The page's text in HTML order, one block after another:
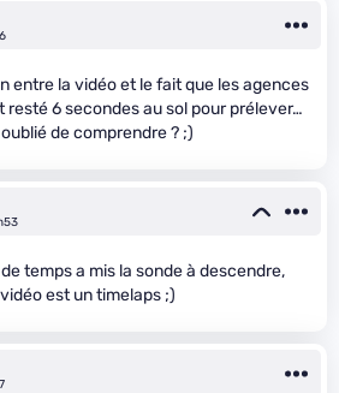
entre la vidéo et le fait que les agences
resté 6 secondes au sol pour prélever…
de comprendre ? ;)
temps a mis la sonde à descendre,
est un timelaps ;)